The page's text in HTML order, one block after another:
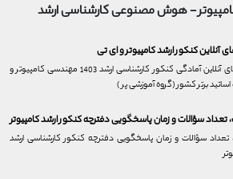
- هوش مصنوعیکارشناسی ارشد
آنلاین کنکور ارشد کامپیوتر و ای تی
برنامه کلاس های آنلاین آمادگی کنکور کارشناسی ارشد 1403 مهندسی کامپیوتر و
برتر کشور (گروه آموزشی پر )
سؤالات و زمان پاسخگویی دفترچه کنکور ارشد کامپیوتر
سؤالات و زمان پاسخگویی دفترچه کنکور کارشناسی ارشد